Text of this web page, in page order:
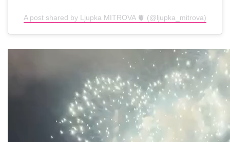
A post shared by Ljupka MITROVA 🫀 (@ljupka_mitrova)